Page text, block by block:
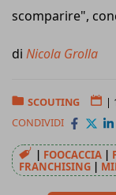
scomparire",
di Nicola Grolla
SCOUTING |
CONDIVIDI
| FOOCACCIA |
FRANCHISING |